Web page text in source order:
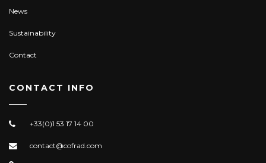
News
Sustainability
Contact
CONTACT INFO
+33(0)1 53 17 14 00
contact@cofrad.com